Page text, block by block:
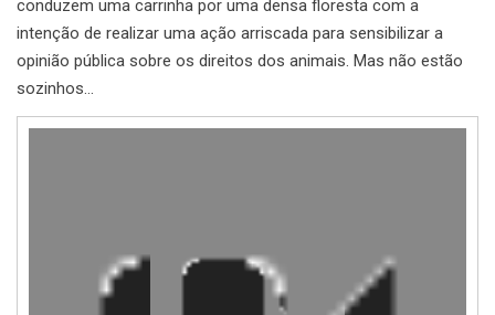
conduzem uma carrinha por uma densa floresta com a
intenção de realizar uma ação arriscada para sensibilizar a
opinião pública sobre os direitos dos animais. Mas não estão
sozinhos…